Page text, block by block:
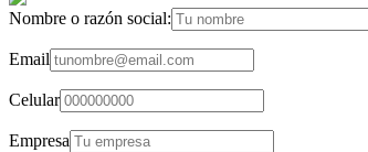
Nombre o razón social:
Email
Celular
Empresa